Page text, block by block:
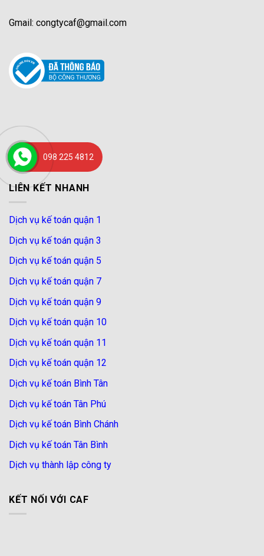
Gmail: congtycaf@gmail.com
LIÊN KẾT NHANH
Dịch vụ kế toán quận 1
Dịch vụ kế toán quận 3
Dịch vụ kế toán quận 5
Dịch vụ kế toán quận 7
Dịch vụ kế toán quận 9
Dịch vụ kế toán quận 10
Dịch vụ kế toán quận 11
Dịch vụ kế toán quận 12
Dịch vụ kế toán Bình Tân
Dịch vụ kế toán Tân Phú
Dịch vụ kế toán Bình Chánh
Dịch vụ kế toán Tân Bình
Dịch vụ thành lập công ty
KẾT NỐI VỚI CAF
098 225 4812